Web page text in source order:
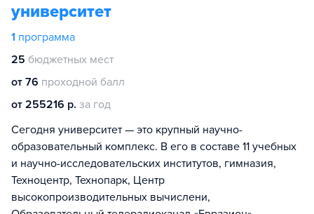
университет
1 программа
25 бюджетных мест
от 76 проходной балл
от 255216 р. за год
Сегодня университет — это крупный научно-
образовательный комплекс. В его в составе 11 учебных
и научно-исследовательских институтов, гимназия,
Техноцентр, Технопарк, Центр
высокопроизводительных вычислени,